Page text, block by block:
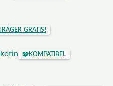
GRATIS!
🧩KOMPATIBEL